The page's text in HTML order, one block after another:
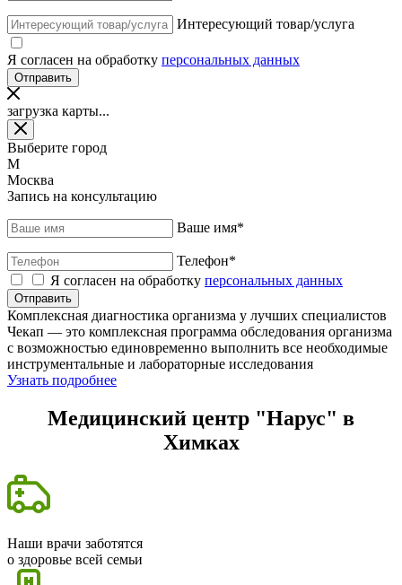
Интересующий товар/услуга
Я согласен на обработку персональных данных
загрузка карты...
Выберите город
М
Москва
Запись на консультацию
Ваше имя*
Телефон*
Я согласен на обработку персональных данных
Отправить
Комплексная диагностика организма у лучших специалистов
Чекап — это комплексная программа обследования организма
с возможностью единовременно выполнить все необходимые
инструментальные и лабораторные исследования
Узнать подробнее
Медицинский центр "Нарус" в
Химках
Наши врачи заботятся
о здоровье всей семьи